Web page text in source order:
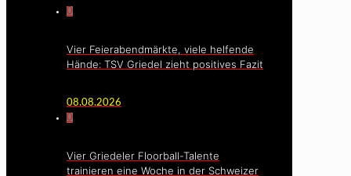
0
Vier Feierabendmärkte, viele helfende
Hände: TSV Griedel zieht positives Fazit
08.08.2026
0
Vier Griedeler Floorball-Talente
trainieren eine Woche in der Schweizer